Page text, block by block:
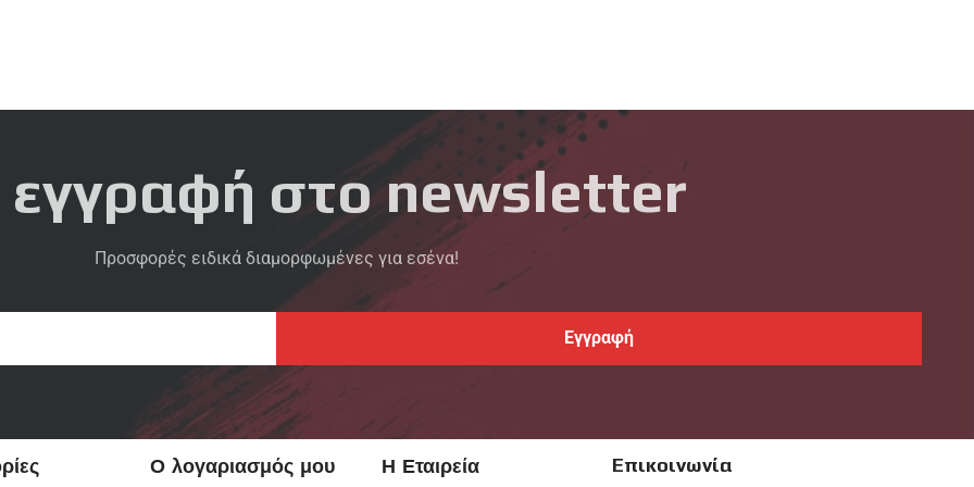
εγγραφή στο newsletter
Προσφορές ειδικά διαμορφωμένες για εσένα!
Ο λογαριασμός μου Η Εταιρεία Επικοινωνία